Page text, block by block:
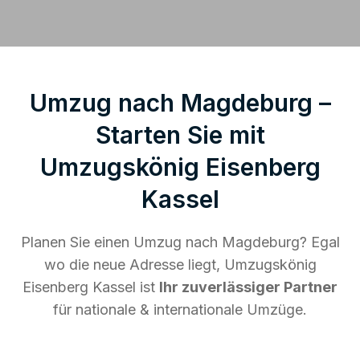
Umzug nach Magdeburg –
Starten Sie mit
Umzugskönig Eisenberg
Kassel
Planen Sie einen Umzug nach Magdeburg? Egal
wo die neue Adresse liegt, Umzugskönig
Eisenberg Kassel ist Ihr zuverlässiger Partner
für nationale & internationale Umzüge.